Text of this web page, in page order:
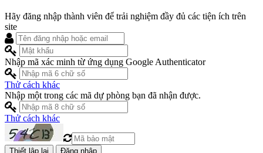
Hãy đăng nhập thành viên để trải nghiệm đầy đủ các tiện ích trên
site
Nhập mã xác minh từ ứng dụng Google Authenticator
Thử cách khác
Nhập một trong các mã dự phòng bạn đã nhận được.
Thử cách khác
Đăng nhập